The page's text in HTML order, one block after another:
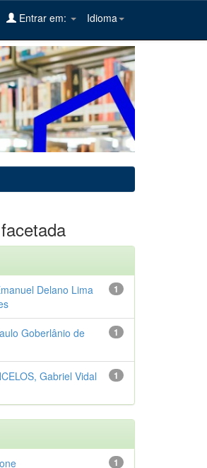
Idioma
Entrar em:
1
Delano Lima
1
Goberlânio de
1
Gabriel Vidal
1